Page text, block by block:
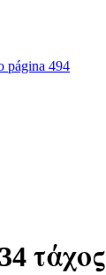
página 494
τάχος